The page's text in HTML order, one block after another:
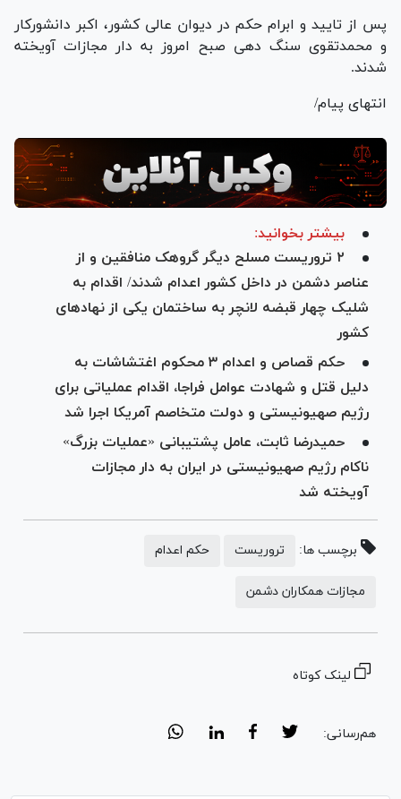
پس از تایید و ابرام حکم در دیوان عالی کشور، اکبر دانشورکار
و محمدتقوی سنگ دهی صبح امروز به دار مجازات آویخته
شدند.
انتهای پیام/
بیشتر بخوانید:
۲ تروریست مسلح دیگر گروهک منافقین و از
عناصر دشمن در داخل کشور اعدام شدند/ اقدام به
شلیک چهار قبضه لانچر به ساختمان یکی از نهاد‌های
کشور
حکم قصاص و اعدام ۳ محکوم اغتشاشات به
دلیل قتل و شهادت عوامل فراجا، اقدام عملیاتی برای
رژیم صهیونیستی و دولت متخاصم آمریکا اجرا شد
حمیدرضا ثابت، عامل پشتیبانی «عملیات بزرگ»
ناکام رژیم صهیونیستی در ایران به دار مجازات
آویخته شد
برچسب ها: تروریست حکم اعدام
مجازات همکاران دشمن
لینک کوتاه
هم‌رسانی: